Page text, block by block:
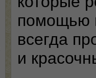
помощью
всегда
и